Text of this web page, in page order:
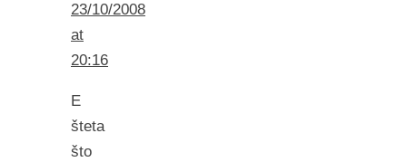
23/10/2008
at
20:16
E
šteta
što